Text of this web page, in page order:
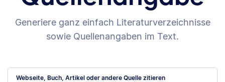
Generiere ganz einfach Literaturverzeichnisse
sowie Quellenangaben im Text.
Webseite, Buch, Artikel oder andere Quelle zitieren